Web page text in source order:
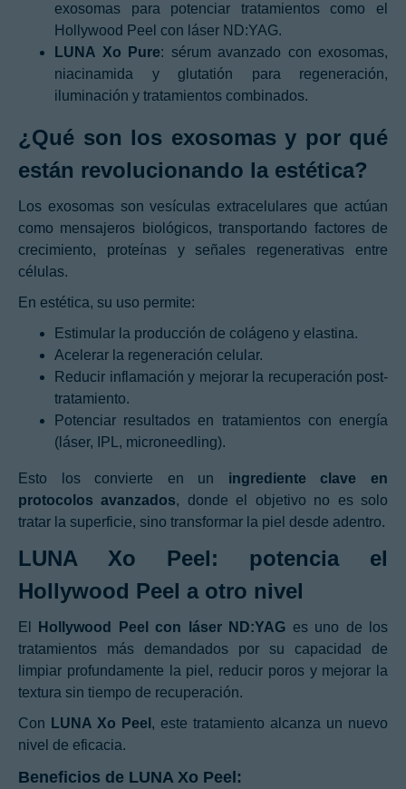
exosomas para potenciar tratamientos como el
Hollywood Peel con láser ND:YAG.
LUNA Xo Pure: sérum avanzado con exosomas,
niacinamida y glutatión para regeneración,
iluminación y tratamientos combinados.
¿Qué son los exosomas y por qué
están revolucionando la estética?
Los exosomas son vesículas extracelulares que actúan
como mensajeros biológicos, transportando factores de
crecimiento, proteínas y señales regenerativas entre
células.
En estética, su uso permite:
Estimular la producción de colágeno y elastina.
Acelerar la regeneración celular.
Reducir inflamación y mejorar la recuperación post-
tratamiento.
Potenciar resultados en tratamientos con energía
(láser, IPL, microneedling).
Esto los convierte en un ingrediente clave en
protocolos avanzados, donde el objetivo no es solo
tratar la superficie, sino transformar la piel desde adentro.
LUNA Xo Peel: potencia el
Hollywood Peel a otro nivel
El Hollywood Peel con láser ND:YAG es uno de los
tratamientos más demandados por su capacidad de
limpiar profundamente la piel, reducir poros y mejorar la
textura sin tiempo de recuperación.
Con LUNA Xo Peel , este tratamiento alcanza un nuevo
nivel de eficacia.
Beneficios de LUNA Xo Peel: